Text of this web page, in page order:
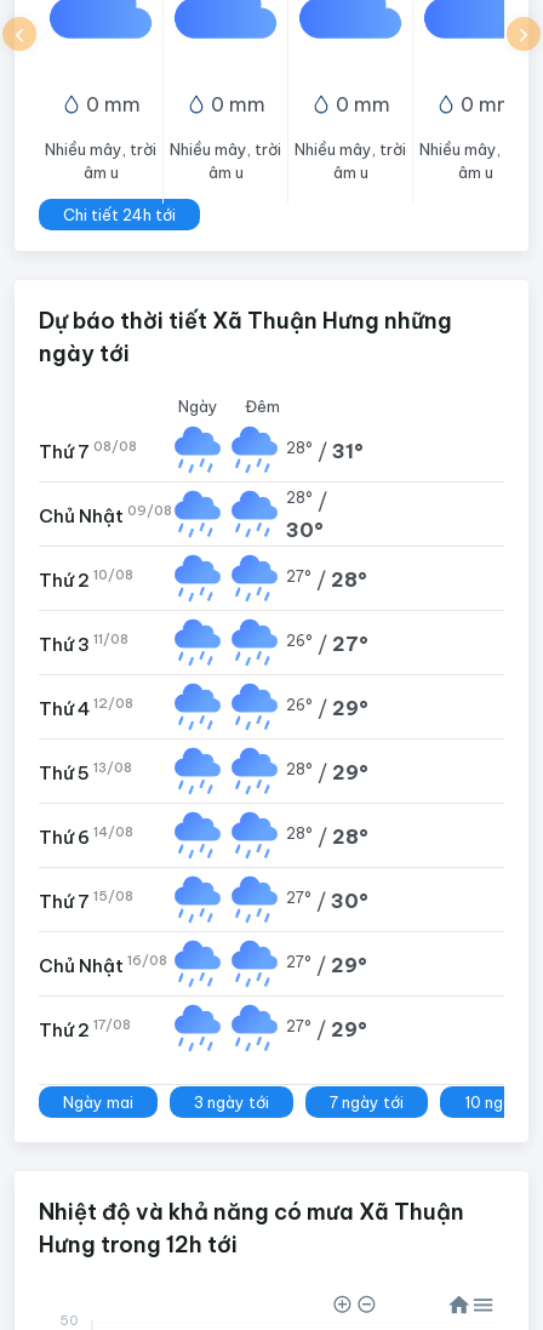
0 mm
Nhiều mây, trời
âm u
0 mm
Nhiều mây, trời
âm u
0 mm
Nhiều mây, trời
âm u
0 mm
Nhiều mây, trời
âm u
Chi tiết 24h tới
Dự báo thời tiết Xã Thuận Hưng những
ngày tới
Ngày Đêm
Thứ 7 08/08 28° / 31°
Chủ Nhật 09/08
28° /
30°
Thứ 2 10/08 27° / 28°
Thứ 3 11/08 26° / 27°
Thứ 4 12/08 26° / 29°
Thứ 5 13/08 28° / 29°
Thứ 6 14/08 28° / 28°
Thứ 7 15/08 27° / 30°
Chủ Nhật 16/08 27° / 29°
Thứ 2 17/08 27° / 29°
Ngày mai 3 ngày tới 7 ngày tới 10 ngày
Nhiệt độ và khả năng có mưa Xã Thuận
Hưng trong 12h tới
50